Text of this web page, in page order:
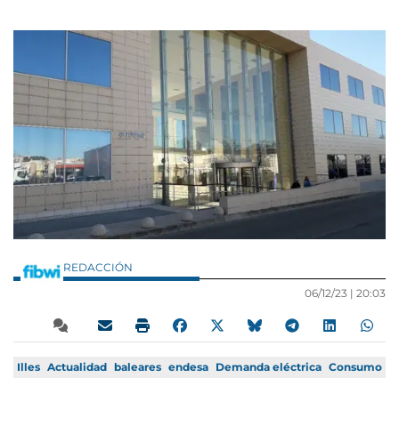
REDACCIÓN
06/12/23 | 20:03
Illes Actualidad baleares endesa Demanda eléctrica Consumo